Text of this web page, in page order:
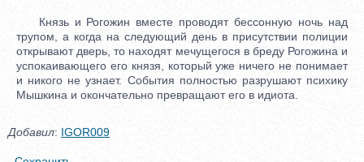
Князь и Рогожин вместе проводят бессонную ночь над
трупом, а когда на следующий день в присутствии полиции
открывают дверь, то находят мечущегося в бреду Рогожина и
успокаивающего его князя, который уже ничего не понимает
и никого не узнает. События полностью разрушают психику
Мышкина и окончательно превращают его в идиота.
Добавил: IGOR009